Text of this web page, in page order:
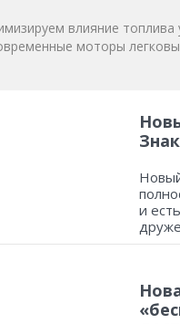
влияние топлива
моторы
и